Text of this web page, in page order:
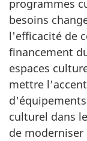
programmes
besoins
l'efficacité de
financement
espaces
mettre
culturel dans
de